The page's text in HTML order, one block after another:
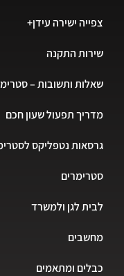
ישירה עידן+
התקנה
ותשובות – סטרימרים
תפעול שעון חכם
נטפליקס לסטרימר
לגן ולמשרד
ומתאמים